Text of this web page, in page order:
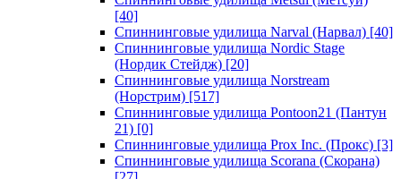
[40]
Спиннинговые удилища Narval (Нарвал) [40]
Спиннинговые удилища Nordic Stage
(Нордик Стейдж) [20]
Спиннинговые удилища Norstream
(Норстрим) [517]
Спиннинговые удилища Pontoon21 (Пантун
21) [0]
Спиннинговые удилища Prox Inc. (Прокс) [3]
Спиннинговые удилища Scorana (Скорана)